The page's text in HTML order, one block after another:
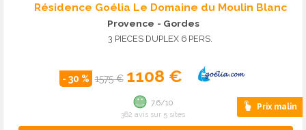
Résidence Goélia Le Domaine du Moulin Blanc
Provence - Gordes
3 PIECES DUPLEX 6 PERS.
- 30 % 1575 € 1108 €
Prix malin
7.6/10
382 avis sur 5 sites